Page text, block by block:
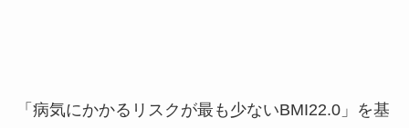
「病気にかかるリスクが最も少ないBMI22.0」を基